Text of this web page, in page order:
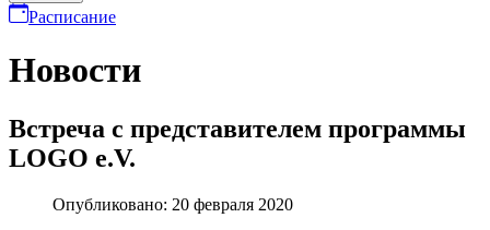
Расписание
Новости
Встреча с представителем программы
LOGO e.V.
Опубликовано: 20 февраля 2020